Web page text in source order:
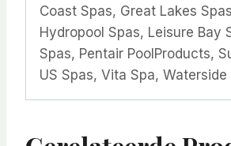
Coast Spas, Great Lakes
Hydropool Spas, Leisure Bay
Spas, Pentair PoolProducts,
US Spas, Vita Spa, Waterside